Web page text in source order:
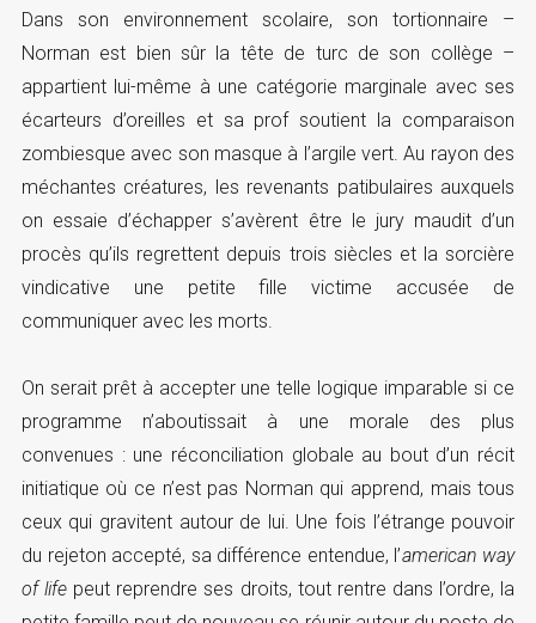
Dans son environnement scolaire, son tortionnaire –
Norman est bien sûr la tête de turc de son collège –
appartient lui-même à une catégorie marginale avec ses
écarteurs d’oreilles et sa prof soutient la comparaison
zombiesque avec son masque à l’argile vert. Au rayon des
méchantes créatures, les revenants patibulaires auxquels
on essaie d’échapper s’avèrent être le jury maudit d’un
procès qu’ils regrettent depuis trois siècles et la sorcière
vindicative une petite fille victime accusée de
communiquer avec les morts.
On serait prêt à accepter une telle logique imparable si ce
programme n’aboutissait à une morale des plus
convenues : une réconciliation globale au bout d’un récit
initiatique où ce n’est pas Norman qui apprend, mais tous
ceux qui gravitent autour de lui. Une fois l’étrange pouvoir
du rejeton accepté, sa différence entendue, l’american way
of life peut reprendre ses droits, tout rentre dans l’ordre, la